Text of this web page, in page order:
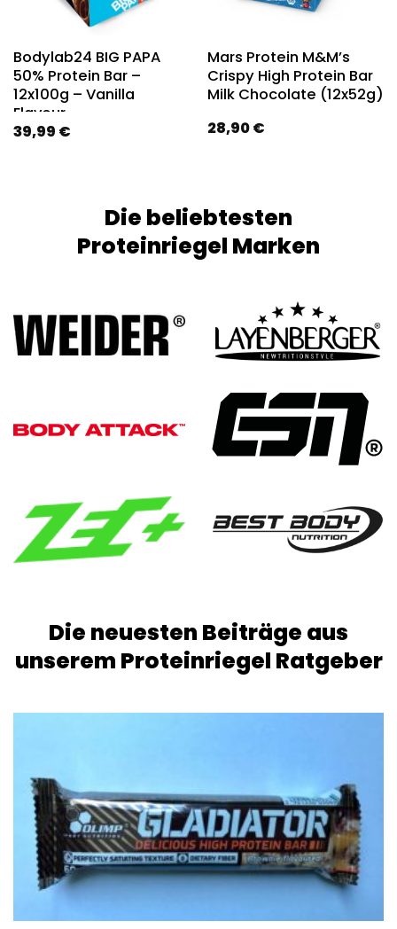
Bodylab24 BIG PAPA
50% Protein Bar –
12x100g – Vanilla
Flavour
39,99 €
Mars Protein M&M’s
Crispy High Protein Bar
Milk Chocolate (12x52g)
28,90€
Die beliebtesten
Proteinriegel Marken
Die neuesten Beiträge aus
unserem Proteinriegel Ratgeber